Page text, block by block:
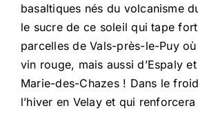
basaltiques nés du volcanisme
le sucre de ce soleil qui tape fort
parcelles de Vals-près-le-Puy
vin rouge, mais aussi d’Espaly
Marie-des-Chazes ! Dans le
l’hiver en Velay et qui